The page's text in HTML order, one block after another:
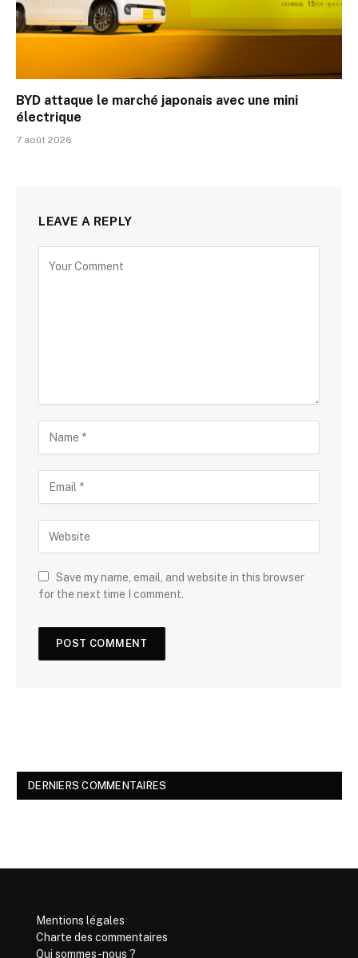
BYD attaque le marché japonais avec une mini
électrique
7 août 2026
LEAVE A REPLY
Save my name, email, and website in this browser
for the next time I comment.
DERNIERS COMMENTAIRES
Mentions légales
Charte des commentaires
Qui sommes-nous ?